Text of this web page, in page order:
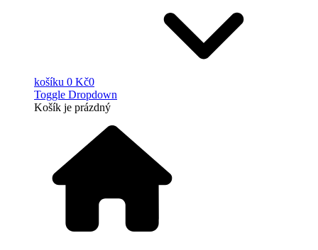
košíku 0 Kč0
Toggle Dropdown
Košík je prázdný